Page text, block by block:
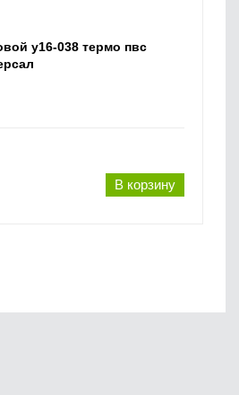
у16-038 термо пвс
В корзину